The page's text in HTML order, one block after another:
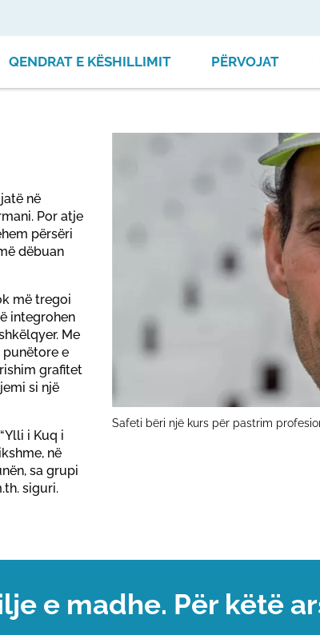
QENDRAT E KËSHILLIMIT PËRVOJAT
Safeti bëri një kurs për pastrim
në
Por atje
përsëri
dëbuan
më tregoi
integrohen
Me
punëtore e
grafitet
si një
i Kuq i
në
sa grupi
siguri.
e madhe. Për këtë